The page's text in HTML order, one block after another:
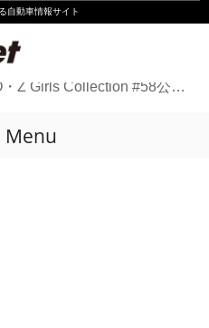
自動車情報サイト
O・Z Girls Collection #58公開です！
Menu